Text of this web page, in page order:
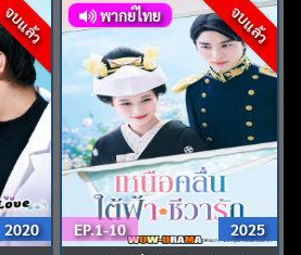
จบแล้ว
2020
จบแล้ว
พากย์ไทย
EP.1-10 2025